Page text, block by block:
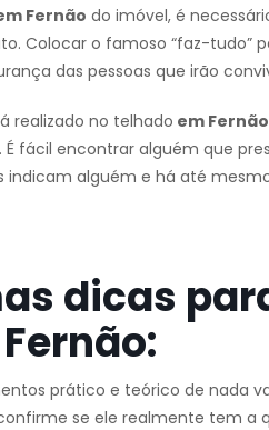
Fernão do imóvel, é
Colocar o famoso “faz-tudo”
das pessoas que irão
realizado no telhado em Fernão
É fácil encontrar alguém que
indicam alguém e há até
dicas
prático e teórico de nada
se ele realmente tem a